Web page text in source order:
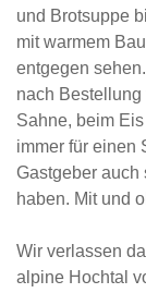
und Brotsuppe
mit warmem
entgegen
nach
Sahne, beim
immer für einen
Gastgeber auch
haben. Mit und
Wir verlassen
alpine Hochtal